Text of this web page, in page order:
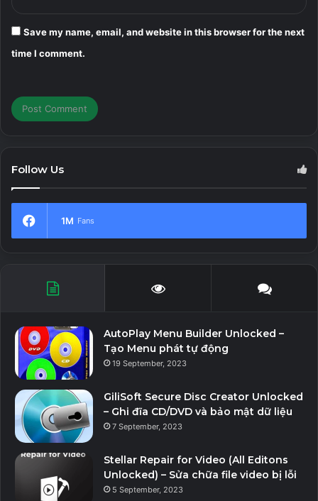
Email ảo hoàn toàn ẩn danh, vì vậy tất cả thông tin cá
nhân, địa chỉ hoặc địa chỉ IP sẽ bị xóa vĩnh viễn khi
tạo tự động, vì vậy bạn sẽ không phải mất thời gian
Email ảo này được bảo vệ khỏi thư rác, đột nhập và
các tình huống lừa đảo
đến khi dịch vụ thay đổi danh sách tên miền nên bạn
Tính năng gửi email trong ứng dụng này đã bị vô hiệu
đề về thư rác hoặc lừa đảo làm phiền bạn.
Với ứng dụng, bạn có thể xem các thông tin như người
gửi, chủ đề, nội dung tin nhắn.
nhấn Delete trên trang chủ của email ảo, mọi thông
tin của bạn cũng sẽ bị xóa.
Download v3.08
Save my name, email, and website in this browser for the next
time I comment.
Follow Us
1M Fans
AutoPlay Menu Builder Unlocked –
Tạo Menu phát tự động
19 September, 2023
GiliSoft Secure Disc Creator Unlocked
– Ghi đĩa CD/DVD và bảo mật dữ liệu
7 September, 2023
Stellar Repair for Video (All Editons
Unlocked) – Sửa chữa file video bị lỗi
5 September, 2023